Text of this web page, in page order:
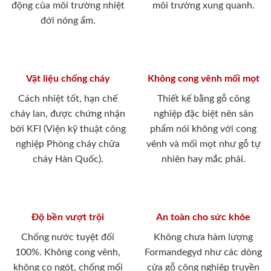
động của môi trường nhiệt
đới nóng ẩm.
môi trường xung quanh.
Vật liệu chống cháy
Cách nhiệt tốt, hạn chế
cháy lan, được chứng nhận
bởi KFI (Viện kỹ thuật công
nghiệp Phòng cháy chữa
cháy Hàn Quốc).
Không cong vênh mối mọt
Thiết kế bằng gỗ công
nghiệp đặc biệt nên sản
phẩm nói không với cong
vênh và mối mọt như gỗ tự
nhiên hay mắc phải.
Độ bền vượt trội
Chống nước tuyệt đối
100%. Không cong vênh,
không co ngót, chống mối
An toàn cho sức khỏe
Không chưa hàm lượng
Formandegyd như các dòng
cửa gỗ công nghiệp truyền